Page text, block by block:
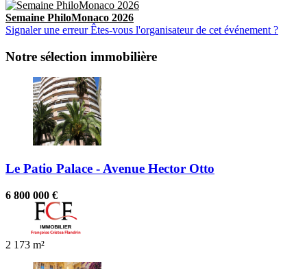
Semaine PhiloMonaco 2026
Signaler une erreurÊtes-vous l'organisateur de cet événement ?
Notre sélection immobilière
Le Patio Palace - Avenue Hector Otto
6 800 000 €
2 173 m²